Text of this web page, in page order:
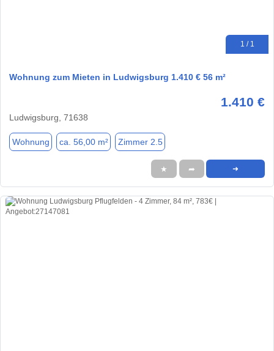
1 / 1
Wohnung zum Mieten in Ludwigsburg 1.410 € 56 m²
1.410 €
Ludwigsburg, 71638
Wohnung ca. 56,00 m² Zimmer 2.5
★ ➦ ➜